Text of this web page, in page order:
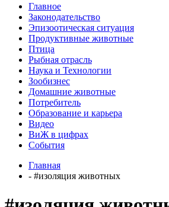
Главное
Законодательство
Эпизоотическая ситуация
Продуктивные животные
Птица
Рыбная отрасль
Наука и Технологии
Зообизнес
Домашние животные
Потребитель
Образование и карьера
Видео
ВиЖ в цифрах
События
Главная
- #изоляция животных